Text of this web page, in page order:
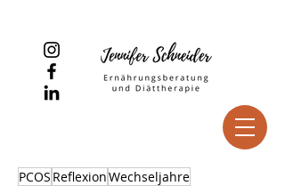
PCOS ReflexionWechseljahre